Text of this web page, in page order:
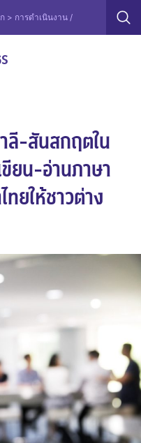
> การดำเนินงาน / การบริการ > ปฏิ
ลี-สันสกฤตใน
ยน-อ่านภาษา
ยให้ชาวต่าง